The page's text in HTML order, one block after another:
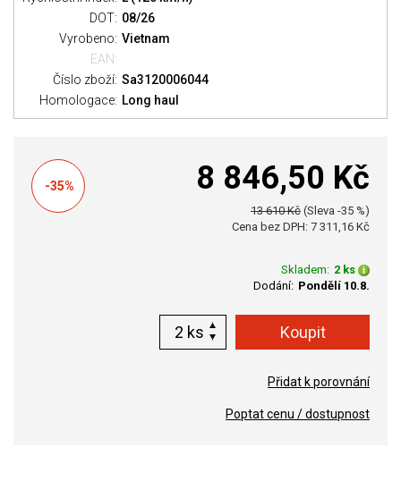
DOT: 08/26
Vyrobeno: Vietnam
EAN:
Číslo zboží: Sa3120006044
Homologace: Long haul
-35% 8 846,50 Kč
13 610 Kč (Sleva -35 %)
Cena bez DPH: 7 311,16 Kč
Skladem: 2 ks
Dodání: Pondělí 10.8.
ks
Přidat k porovnání
Poptat cenu / dostupnost